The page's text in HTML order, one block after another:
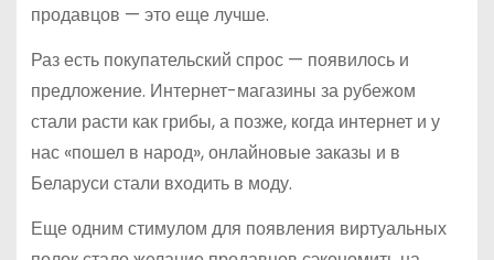
продавцов — это еще лучше.
Раз есть покупательский спрос — появилось и
предложение. Интернет-магазины за рубежом
стали расти как грибы, а позже, когда интернет и у
нас «пошел в народ», онлайновые заказы и в
Беларуси стали входить в моду.
Еще одним стимулом для появления виртуальных